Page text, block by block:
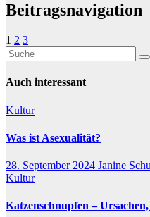
Beitragsnavigation
1 2 3
Auch interessant
Kultur
Was ist Asexualität?
28. September 2024 Janine
Kultur
Katzenschnupfen –